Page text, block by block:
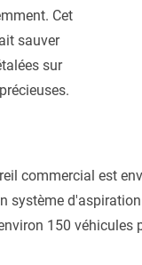
Cet
sauver
sur
commercial est
système
150 véhicules